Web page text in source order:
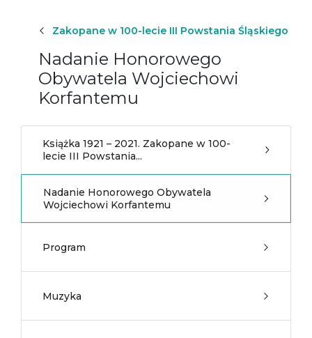
Zakopane w 100-lecie III Powstania Śląskiego
Nadanie Honorowego
Obywatela Wojciechowi
Korfantemu
Książka 1921 – 2021. Zakopane w 100-
lecie III Powstania...
Nadanie Honorowego Obywatela
Wojciechowi Korfantemu
Program
Muzyka